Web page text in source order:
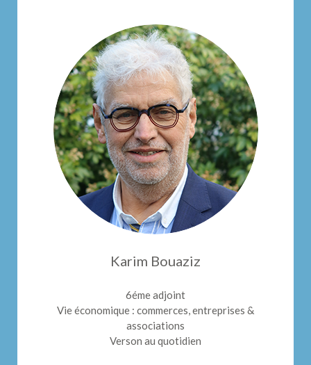
Karim Bouaziz
6éme adjoint
Vie économique : commerces, entreprises &
associations
Verson au quotidien